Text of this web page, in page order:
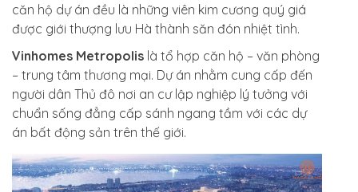
căn hộ dự án đều là những viên kim cương quý giá
được giới thượng lưu Hà thành săn đón nhiệt tình.
Vinhomes Metropolis là tổ hợp căn hộ – văn phòng
– trung tâm thương mại. Dự án nhằm cung cấp đến
người dân Thủ đô nơi an cư lập nghiệp lý tưởng với
chuẩn sống đẳng cấp sánh ngang tầm với các dự
án bất động sản trên thế giới.